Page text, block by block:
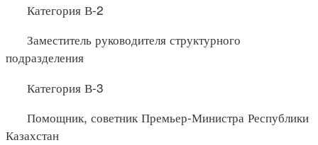
Категория В-2
Заместитель руководителя структурного
подразделения
Категория В-3
Помощник, советник Премьер-Министра Республики
Казахстан